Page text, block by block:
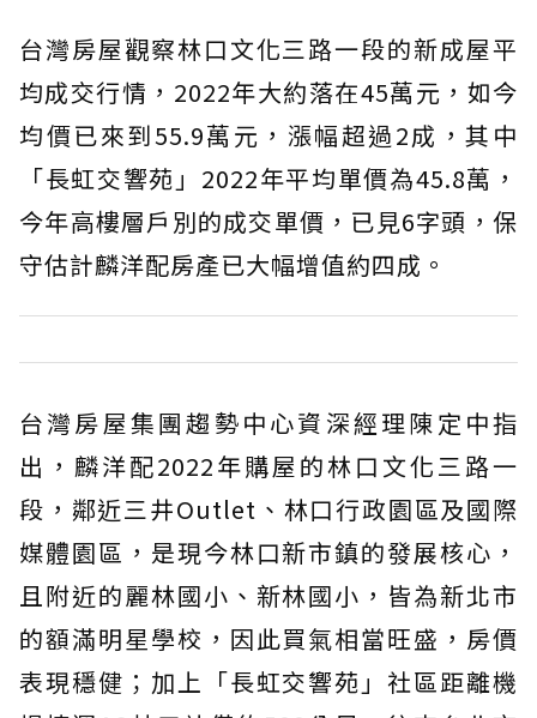
台灣房屋觀察林口文化三路一段的新成屋平
均成交行情，2022年大約落在45萬元，如今
均價已來到55.9萬元，漲幅超過2成，其中
「長虹交響苑」2022年平均單價為45.8萬，
今年高樓層戶別的成交單價，已見6字頭，保
守估計麟洋配房產已大幅增值約四成。
台灣房屋集團趨勢中心資深經理陳定中指
出，麟洋配2022年購屋的林口文化三路一
段，鄰近三井Outlet、林口行政園區及國際
媒體園區，是現今林口新市鎮的發展核心，
且附近的麗林國小、新林國小，皆為新北市
的額滿明星學校，因此買氣相當旺盛，房價
表現穩健；加上「長虹交響苑」社區距離機